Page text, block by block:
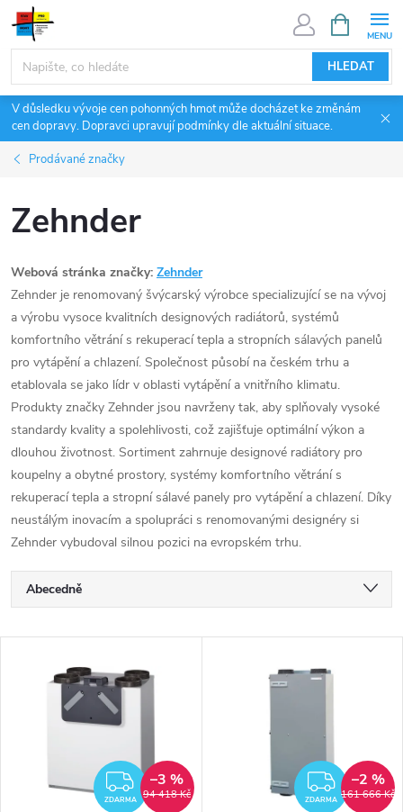
Přejít
obsah
HLEDAT
NÁKUPNÍ
KOŠÍK
V důsledku vývoje cen pohonných hmot může docházet ke změnám
cen dopravy. Dopravci upravují podmínky dle aktuální situace.
Prodávané značky
Zehnder
Webová stránka značky: Zehnder
Zehnder je renomovaný švýcarský výrobce specializující se na vývoj
a výrobu vysoce kvalitních designových radiátorů, systémů
komfortního větrání s rekuperací tepla a stropních sálavých panelů
pro vytápění a chlazení. Společnost působí na českém trhu a
etablovala se jako lídr v oblasti vytápění a vnitřního klimatu.
Produkty značky Zehnder jsou navrženy tak, aby splňovaly vysoké
standardy kvality a spolehlivosti, což zajišťuje optimální výkon a
dlouhou životnost. Sortiment zahrnuje designové radiátory pro
koupelny a obytné prostory, systémy komfortního větrání s
rekuperací tepla a stropní sálavé panely pro vytápění a chlazení. Díky
neustálým inovacím a spolupráci s renomovanými designéry si
Zehnder vybudoval silnou pozici na evropském trhu.
Ř
a
Abecedně
Nejprodávanější
ZDARMA
ZDARMA 94 418 Kč
–3 %
ZDARMA 161 666 Kč
–2 %